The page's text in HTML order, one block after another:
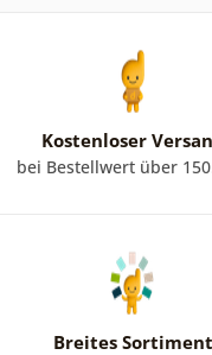
Kostenloser
bei Bestellwert über
Breites Sortiment